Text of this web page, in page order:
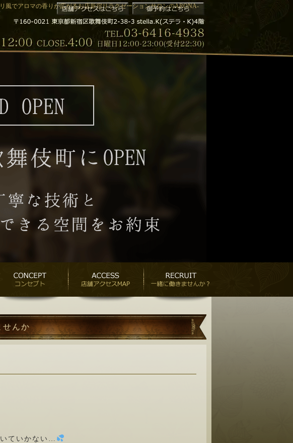
風でアロマの香りが広がるお店新宿リラクゼーションサロンのARONA-
せんか
ていかない…